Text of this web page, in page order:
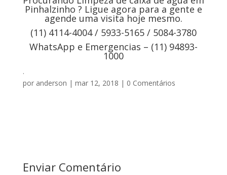
Pinhalzinho ? Ligue agora para a gente e
agende uma visita hoje mesmo.
(11) 4114-4004 / 5933-5165 / 5084-3780
WhatsApp e Emergencias – (11) 94893-
1000
.
por anderson | mar 12, 2018 | 0 Comentários
Enviar Comentário